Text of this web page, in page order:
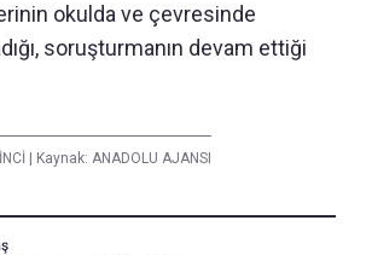
okulda ve çevresinde
soruşturmanın devam ettiği
Kaynak: ANADOLU AJANSI